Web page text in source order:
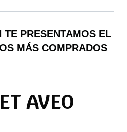
TE PRESENTAMOS EL
MÁS COMPRADOS
AVEO